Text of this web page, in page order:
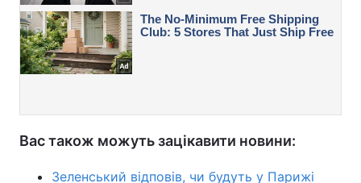
Вас також можуть зацікавити новини:
Зеленський відповів, чи будуть у Парижі